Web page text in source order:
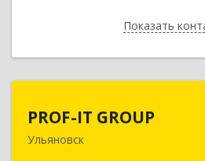
ПоказатьНазад
PROF-IT GROUP
Ульяновск
432071, Ульяновская обл,